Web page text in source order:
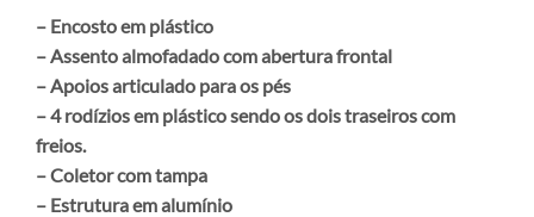
– Encosto em plástico
– Assento almofadado com abertura frontal
– Apoios articulado para os pés
– 4 rodízios em plástico sendo os dois traseiros com
freios.
– Coletor com tampa
– Estrutura em alumínio